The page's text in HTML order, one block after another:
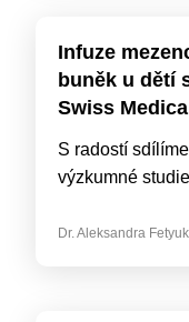
Infuze
buněk u dětí
Swiss Medica
S radostí
výzkumné
Dr. Aleksandra